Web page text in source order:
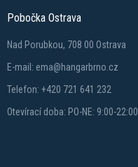
Pobočka Ostrava
Nad Porubkou, 708 00 Ostrava
E-mail: ema@hangarbrno.cz
Telefon: +420 721 641 232
Otevírací doba: PO-NE: 9:00-22:00